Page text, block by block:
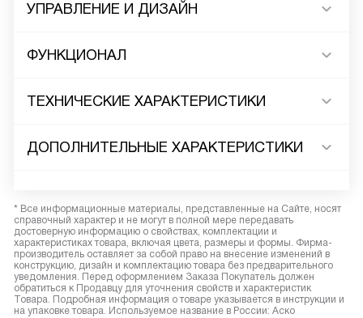
УПРАВЛЕНИЕ И ДИЗАЙН
ФУНКЦИОНАЛ
ТЕХНИЧЕСКИЕ ХАРАКТЕРИСТИКИ
ДОПОЛНИТЕЛЬНЫЕ ХАРАКТЕРИСТИКИ
* Все информационные материалы, представленные на Сайте, носят
справочный характер и не могут в полной мере передавать
достоверную информацию о свойствах, комплектации и
характеристиках товара, включая цвета, размеры и формы. Фирма-
производитель оставляет за собой право на внесение изменений в
конструкцию, дизайн и комплектацию товара без предварительного
уведомления. Перед оформлением Заказа Покупатель должен
обратиться к Продавцу для уточнения свойств и характеристик
Товара. Подробная информация о товаре указывается в инструкции и
на упаковке товара. Используемое название в России: Аско